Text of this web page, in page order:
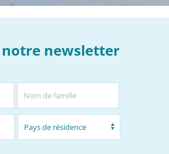
notre newsletter